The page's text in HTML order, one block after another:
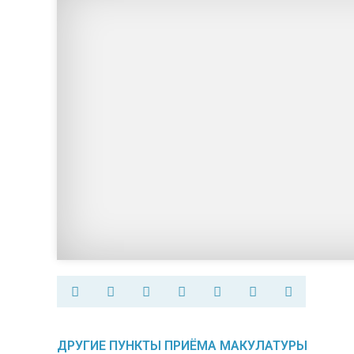
ДРУГИЕ ПУНКТЫ ПРИЁМА МАКУЛАТУРЫ